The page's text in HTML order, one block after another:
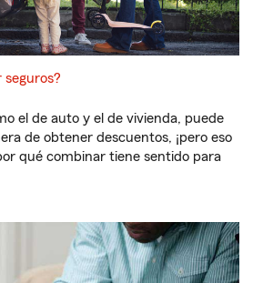
seguros?
el de auto y el de vivienda, puede
de obtener descuentos, ¡pero eso
qué combinar tiene sentido para